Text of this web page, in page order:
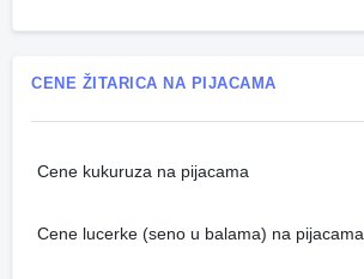
CENE ŽITARICA NA PIJACAMA
Cene kukuruza na pijacama
Cene lucerke (seno u balama) na pijacama